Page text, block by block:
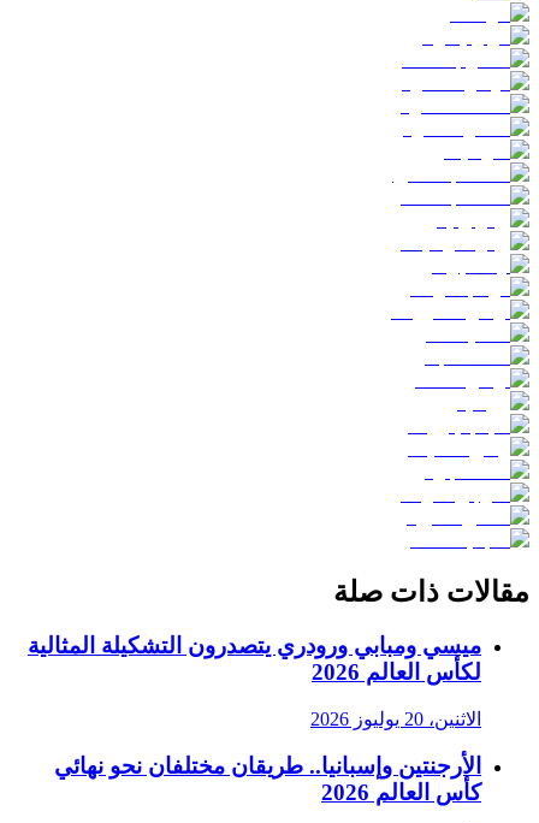
مقالات ذات صلة
ميسي ومبابي ورودري يتصدرون التشكيلة المثالية
لكأس العالم 2026
الاثنين، 20 يوليوز 2026
الأرجنتين وإسبانيا.. طريقان مختلفان نحو نهائي
كأس العالم 2026